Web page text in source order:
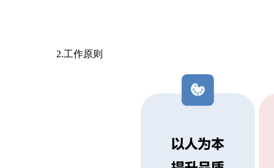
2.工作原则